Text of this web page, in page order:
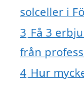
solceller i
3 Få 3
från
4 Hur